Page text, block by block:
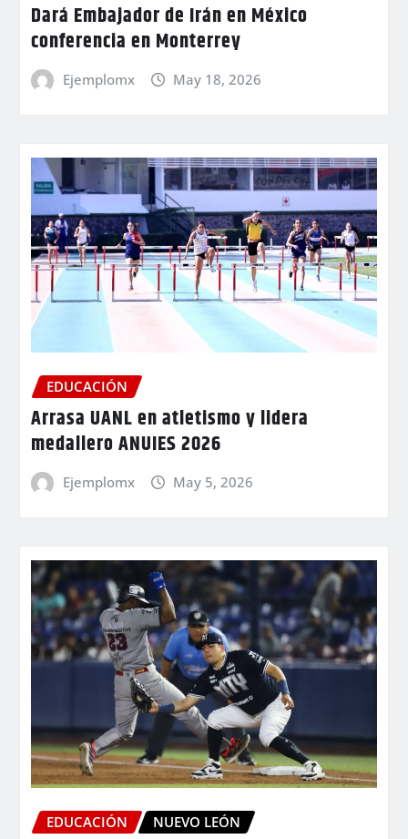
Dará Embajador de Irán en México
conferencia en Monterrey
Ejemplomx May 18, 2026
EDUCACIÓN
Arrasa UANL en atletismo y lidera
medallero ANUIES 2026
Ejemplomx May 5, 2026
EDUCACIÓN NUEVO LEÓN